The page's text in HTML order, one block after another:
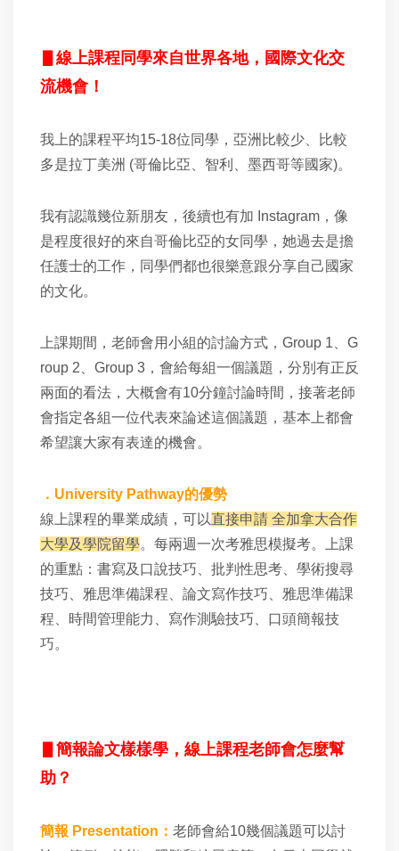
▋線上課程同學來自世界各地，國際文化交
流機會！
我上的課程平均15-18位同學，亞洲比較少、比較
多是拉丁美洲 (哥倫比亞、智利、墨西哥等國家)。
我有認識幾位新朋友，後續也有加 Instagram，像
是程度很好的來自哥倫比亞的女同學，她過去是擔
任護士的工作，同學們都也很樂意跟分享自己國家
的文化。
上課期間，老師會用小組的討論方式，Group 1、G
roup 2、Group 3，會給每組一個議題，分別有正反
兩面的看法，大概會有10分鐘討論時間，接著老師
會指定各組一位代表來論述這個議題，基本上都會
希望讓大家有表達的機會。
．University Pathway的優勢
線上課程的畢業成績，可以直接申請 全加拿大合作
大學及學院留學。每兩週一次考雅思模擬考。上課
的重點： 書寫及口說技巧、批判性思考、學術搜尋
技巧、雅思準備課程、論文寫作技巧、雅思準備課
程、時間管理能力、寫作測驗技巧、口頭簡報技
巧。
▋簡報論文樣樣學 ，線上課程老師會怎麼幫
助？
簡報 Presentation ： 老師會給10幾個議題可以討